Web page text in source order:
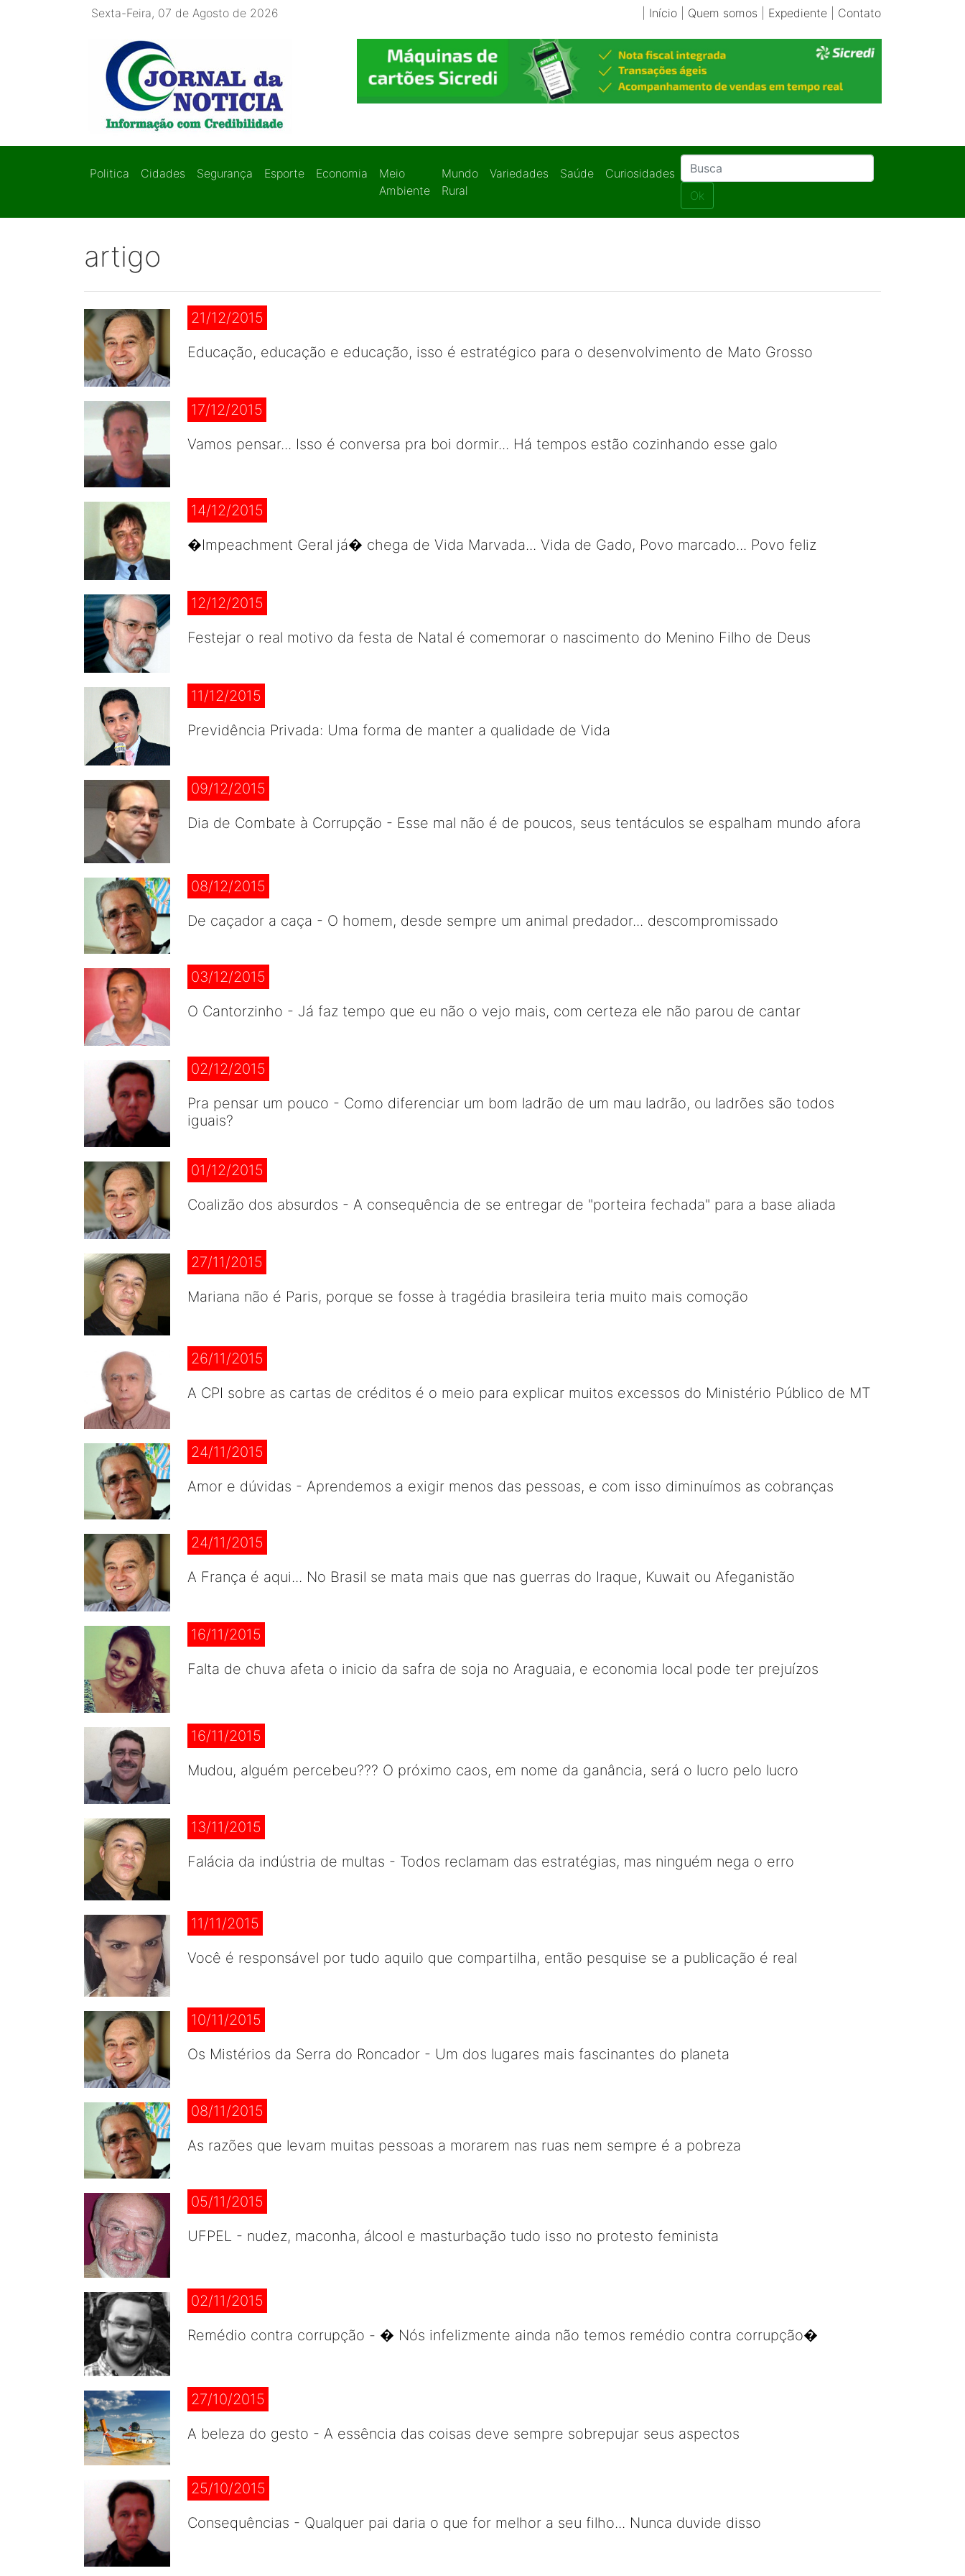
Sexta-Feira, 07 de Agosto de 2026 Início| Quem somos Expediente| Contato
Politica Cidades Segurança Esporte Economia
Meio
Ambiente
Mundo
Rural
Variedades Saúde
Curiosidades
Ok
artigo
21/12/2015
Educação, educação e educação, isso é estratégico para o desenvolvimento de Mato Grosso
17/12/2015
Vamos pensar... Isso é conversa pra boi dormir... Há tempos estão cozinhando esse galo
14/12/2015
�Impeachment Geral já� chega de Vida Marvada... Vida de Gado, Povo marcado... Povo feliz
12/12/2015
Festejar o real motivo da festa de Natal é comemorar o nascimento do Menino Filho de Deus
11/12/2015
Previdência Privada: Uma forma de manter a qualidade de Vida
09/12/2015
Dia de Combate à Corrupção - Esse mal não é de poucos, seus tentáculos se espalham mundo afora
08/12/2015
De caçador a caça - O homem, desde sempre um animal predador... descompromissado
03/12/2015
O Cantorzinho - Já faz tempo que eu não o vejo mais, com certeza ele não parou de cantar
02/12/2015
Pra pensar um pouco - Como diferenciar um bom ladrão de um mau ladrão, ou ladrões são todos
iguais?
01/12/2015
Coalizão dos absurdos - A consequência de se entregar de "porteira fechada" para a base aliada
27/11/2015
Mariana não é Paris, porque se fosse à tragédia brasileira teria muito mais comoção
26/11/2015
A CPI sobre as cartas de créditos é o meio para explicar muitos excessos do Ministério Público de MT
24/11/2015
Amor e dúvidas - Aprendemos a exigir menos das pessoas, e com isso diminuímos as cobranças
24/11/2015
A França é aqui... No Brasil se mata mais que nas guerras do Iraque, Kuwait ou Afeganistão
16/11/2015
Falta de chuva afeta o inicio da safra de soja no Araguaia, e economia local pode ter prejuízos
16/11/2015
Mudou, alguém percebeu??? O próximo caos, em nome da ganância, será o lucro pelo lucro
13/11/2015
Falácia da indústria de multas - Todos reclamam das estratégias, mas ninguém nega o erro
11/11/2015
Você é responsável por tudo aquilo que compartilha, então pesquise se a publicação é real
10/11/2015
Os Mistérios da Serra do Roncador - Um dos lugares mais fascinantes do planeta
08/11/2015
As razões que levam muitas pessoas a morarem nas ruas nem sempre é a pobreza
05/11/2015
UFPEL - nudez, maconha, álcool e masturbação tudo isso no protesto feminista
02/11/2015
Remédio contra corrupção - � Nós infelizmente ainda não temos remédio contra corrupção�
27/10/2015
A beleza do gesto - A essência das coisas deve sempre sobrepujar seus aspectos
25/10/2015
Consequências - Qualquer pai daria o que for melhor a seu filho... Nunca duvide disso